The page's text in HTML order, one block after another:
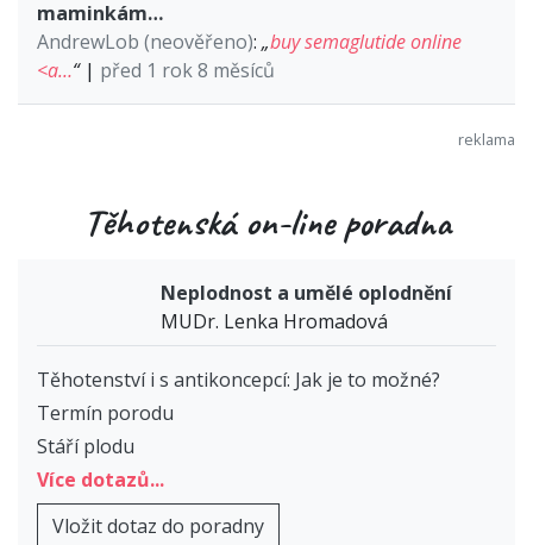
maminkám…
AndrewLob (neověřeno): „buy semaglutide online
<a…“| před 1 rok 8 měsíců
Těhotenská on-line poradna
Neplodnost a umělé oplodnění
MUDr. Lenka Hromadová
Těhotenství i s antikoncepcí: Jak je to možné?
Termín porodu
Stáří plodu
Více dotazů...
Vložit dotaz do poradny